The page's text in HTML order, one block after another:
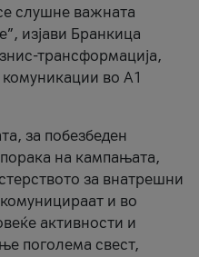
слушне важната
изјави Бранкица
трансформација,
комуникации во А1
за побезбеден
на кампањата,
за внатрешни
и во
активности и
поголема свест,